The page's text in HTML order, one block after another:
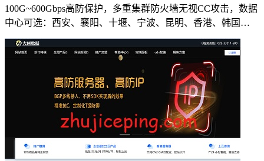
100G~600Gbps高防保护，多重集群防火墙无视CC攻击，数据
中心可选：西安、襄阳、十堰、宁波、昆明、香港、韩国…